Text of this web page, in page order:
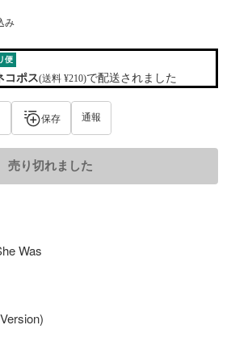
み
便
コポス(送料 ¥210)で配送されました
保存 通報
売り切れました
Was